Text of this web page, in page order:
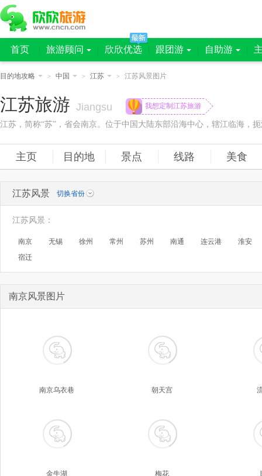
首页 旅游顾问 欣欣优选 跟团游 自助游
目的地攻略 > 中国 > 江苏 > 江苏风景图片
江苏旅游 Jiangsu 我想定制江苏旅游
主页 目的地 景点 线路 美食
江苏风景 切换省份
江苏风景 ：
南京 无锡 徐州 常州 苏州 南通 连云港
淮安
宿迁
南京风景图片
南京乌衣巷 朝天宫
金牛湖 梅花